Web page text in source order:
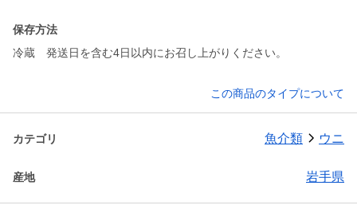
保存方法
冷蔵 発送日を含む4日以内にお召し上がりください。
この商品のタイプについて
カテゴリ 魚介類 ウニ
産地 岩手県